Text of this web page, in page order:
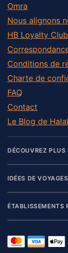
Omra
Nous alignons
HB Loyalty Club
Conditions de
Charte de
FAQ
Contact
Le Blog de
DÉCOUVREZ PLUS
IDÉES DE
ÉTABLISSEMENTS